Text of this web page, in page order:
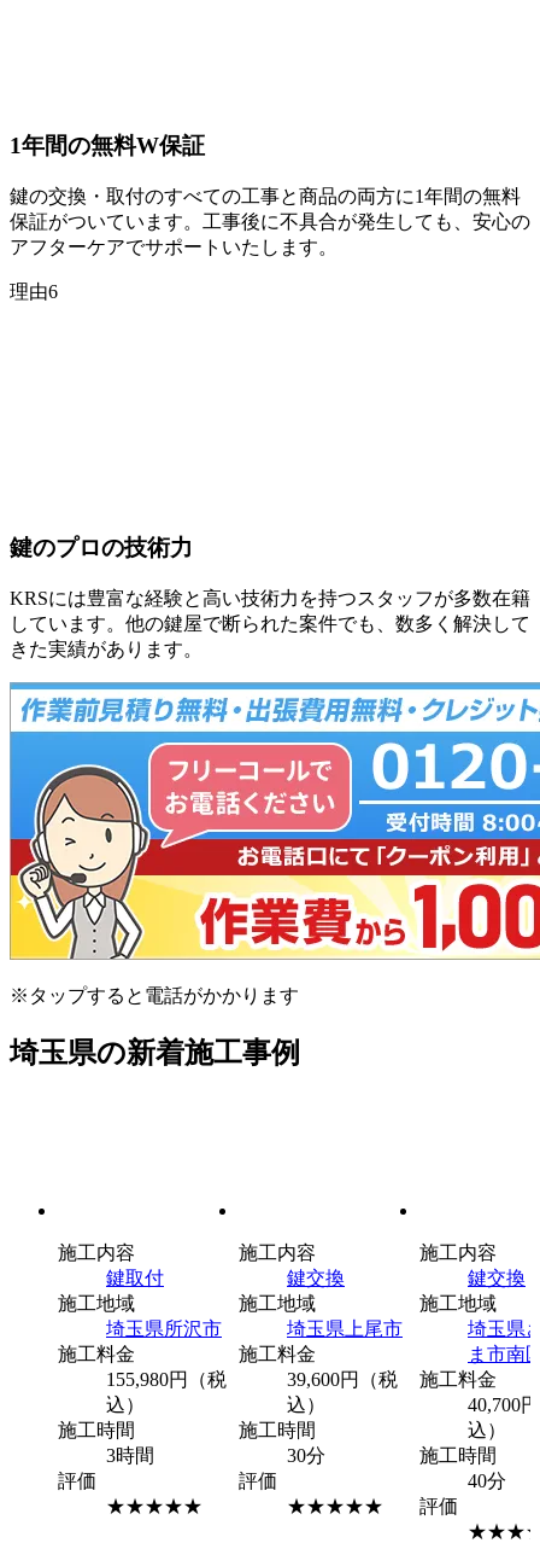
1年間の無料W保証
鍵の交換・取付のすべての工事と商品の両方に1年間の無料
保証がついています。工事後に不具合が発生しても、安心の
アフターケアでサポートいたします。
理由6
鍵のプロの技術力
KRSには豊富な経験と高い技術力を持つスタッフが多数在籍
しています。他の鍵屋で断られた案件でも、数多く解決して
きた実績があります。
※タップすると電話がかかります
埼玉県の新着施工事例
施工内容
鍵取付
施工地域
埼玉県所沢市
施工料金
155,980円（税
込）
施工時間
3時間
評価
★★★★★
施工内容
鍵交換
施工地域
埼玉県 上尾市
施工料金
39,600円（税
込）
施工時間
30分
評価
★★★★★
施工内容
鍵交換
施工地域
埼玉県
ま市南
施工料金
40,700
込）
施工時間
40分
評価